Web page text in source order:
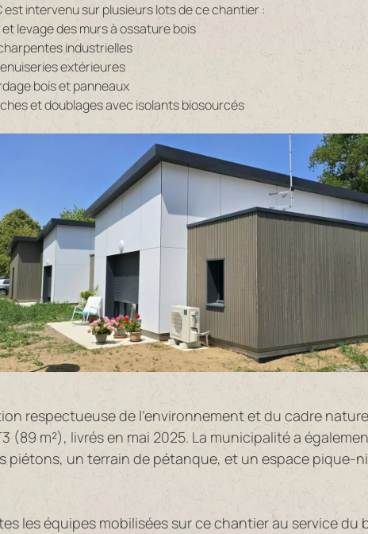
est intervenu sur plusieurs lots de ce chantier :
levage des murs à ossature bois
industrielles
extérieures
bois et panneaux
et doublages avec isolants biosourcés
respectueuse de l’environnement et du cadre
(89 m²), livrés en mai 2025. La municipalité a
piétons, un terrain de pétanque, et un espace pique-
les équipes mobilisées sur ce chantier au service du